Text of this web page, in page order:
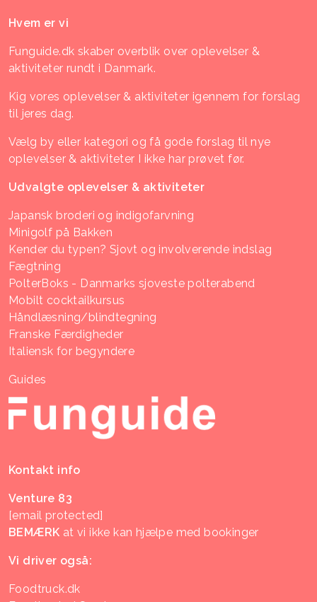
Hvem er vi
Funguide.dk skaber overblik over oplevelser &
aktiviteter rundt i Danmark.
Kig vores oplevelser & aktiviteter igennem for forslag
til jeres dag.
Vælg by eller kategori og få gode forslag til nye
oplevelser & aktiviteter I ikke har prøvet før.
Udvalgte oplevelser & aktiviteter
Japansk broderi og indigofarvning
Minigolf på Bakken
Kender du typen? Sjovt og involverende indslag
Fægtning
PolterBoks - Danmarks sjoveste polterabend
Mobilt cocktailkursus
Håndlæsning/blindtegning
Franske Færdigheder
Italiensk for begyndere
Guides
Kontakt info
Venture 83
[email protected]
BEMÆRK at vi ikke kan hjælpe med bookinger
Vi driver også:
Foodtruck.dk